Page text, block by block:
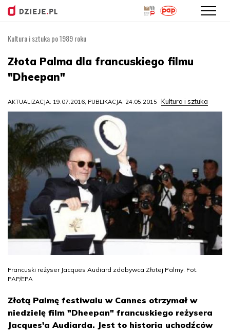
treści
Kultura i sztuka po 1989 roku
Złota Palma dla francuskiego filmu
"Dheepan"
AKTUALIZACJA: 19.07.2016, PUBLIKACJA: 24.05.2015 Kultura i sztuka
Francuski reżyser Jacques Audiard zdobywca Złotej Palmy. Fot.
PAP/EPA
Złotą Palmę festiwalu w Cannes otrzymał w
niedzielę film "Dheepan" francuskiego reżysera
Jacques'a Audiarda. Jest to historia uchodźców